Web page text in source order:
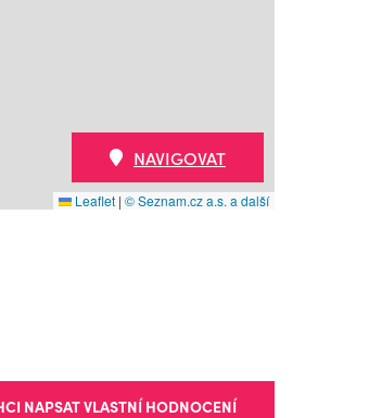
Leaflet | © Seznam.cz a.s. a další
NAVIGOVAT
NAPSAT VLASTNÍ HODNOCENÍ